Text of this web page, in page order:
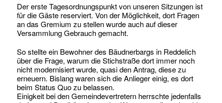
Der erste Tagesordnungspunkt von unseren Sitzungen ist
für die Gäste reserviert. Von der Möglichkeit, dort Fragen
an das Gremium zu stellen wurde auch auf dieser
Versammlung Gebrauch gemacht.
So stellte ein Bewohner des Bäudnerbargs in Reddelich
über die Frage, warum die Stichstraße dort immer noch
nicht modernisiert wurde, quasi den Antrag, diese zu
erneuern. Bislang waren sich die Anlieger einig, es dort
beim Status Quo zu belassen.
Einigkeit bei den Gemeindevertretern herrschte jedenfalls